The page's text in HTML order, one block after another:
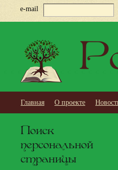
e-mail
Главная О проекте
Поиск
персональной
страницы